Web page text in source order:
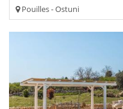
Pouilles - Ostuni